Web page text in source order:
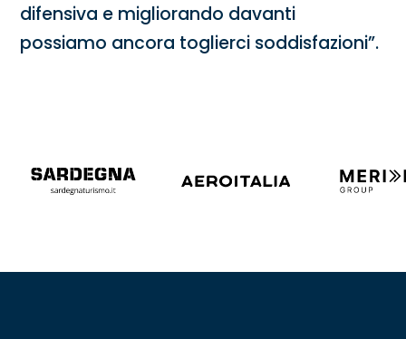
difensiva e migliorando davanti
possiamo ancora toglierci soddisfazioni”.